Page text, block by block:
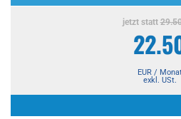
jetzt statt
EUR /
exkl. USt.